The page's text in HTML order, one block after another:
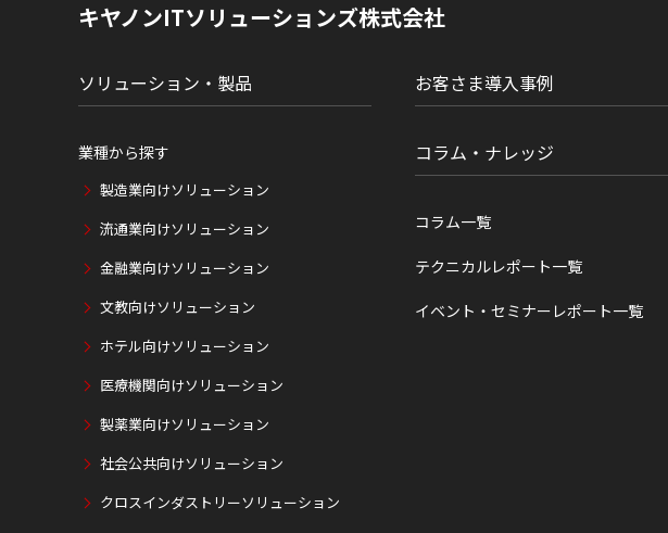
キヤノンITソリューションズ株式会社
ソリューション・製品
業種から探す
製造業向けソリューション
流通業向けソリューション
金融業向けソリューション
文教向けソリューション
ホテル向けソリューション
医療機関向けソリューション
製薬業向けソリューション
社会公共向けソリューション
クロスインダストリーソリューション
お客さま導入事例
コラム・ナレッジ
コラム一覧
テクニカルレポート一覧
イベント・セミナーレポート一覧